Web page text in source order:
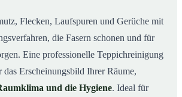
Flecken, Laufspuren und Gerüche mit
die Fasern schonen und für
Eine professionelle Teppichreinigung
das Erscheinungsbild Ihrer Räume,
und die Hygiene. Ideal für